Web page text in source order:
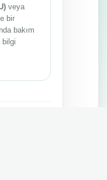
veya
bir
bakım
bilgi